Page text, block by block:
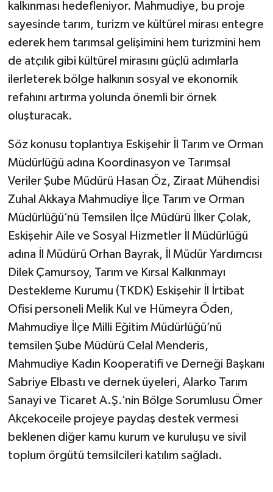
kalkınması hedefleniyor. Mahmudiye, bu proje
sayesinde tarım, turizm ve kültürel mirası entegre
ederek hem tarımsal gelişimini hem turizmini hem
de atçılık gibi kültürel mirasını güçlü adımlarla
ilerleterek bölge halkının sosyal ve ekonomik
refahını artırma yolunda önemli bir örnek
oluşturacak.
Söz konusu toplantıya Eskişehir İl Tarım ve Orman
Müdürlüğü adına Koordinasyon ve Tarımsal
Veriler Şube Müdürü Hasan Öz, Ziraat Mühendisi
Zuhal Akkaya Mahmudiye İlçe Tarım ve Orman
Müdürlüğü’nü Temsilen İlçe Müdürü İlker Çolak,
Eskişehir Aile ve Sosyal Hizmetler İl Müdürlüğü
adına İl Müdürü Orhan Bayrak, İl Müdür Yardımcısı
Dilek Çamursoy, Tarım ve Kırsal Kalkınmayı
Destekleme Kurumu (TKDK) Eskişehir İl İrtibat
Ofisi personeli Melik Kul ve Hümeyra Öden,
Mahmudiye İlçe Milli Eğitim Müdürlüğü’nü
temsilen Şube Müdürü Celal Menderis,
Mahmudiye Kadın Kooperatifi ve Derneği Başkanı
Sabriye Elbastı ve dernek üyeleri, Alarko Tarım
Sanayi ve Ticaret A.Ş.’nin Bölge Sorumlusu Ömer
Akçekoceile projeye paydaş destek vermesi
beklenen diğer kamu kurum ve kuruluşu ve sivil
toplum örgütü temsilcileri katılım sağladı.